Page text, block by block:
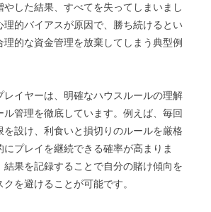
した結果、すべてを失ってしまいまし
理的バイアスが原因で、勝ち続けるとい
理的な資金管理を放棄してしまう典型例
レイヤーは、明確なハウスルールの理解
ル管理を徹底しています。例えば、毎回
を設け、利食いと損切りのルールを厳格
プレイを継続できる確率が高まりま
果を記録することで自分の賭け傾向を
を避けることが可能です。